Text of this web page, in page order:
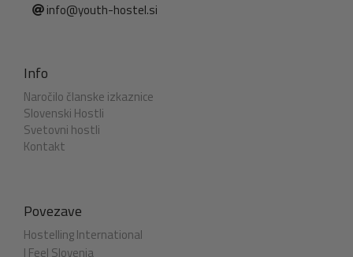
info@youth-hostel.si
Info
Naročilo članske izkaznice
Slovenski Hostli
Svetovni hostli
Kontakt
Povezave
Hostelling International
I Feel Slovenia